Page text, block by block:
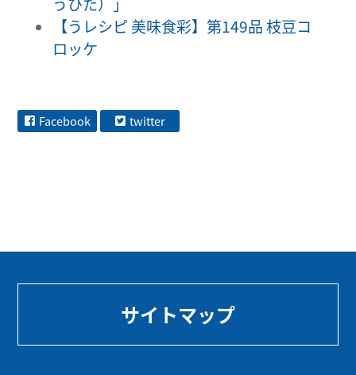
【うレシピ 美味食彩】第149品 枝豆コ
ロッケ
Facebook twitter
サイトマップ